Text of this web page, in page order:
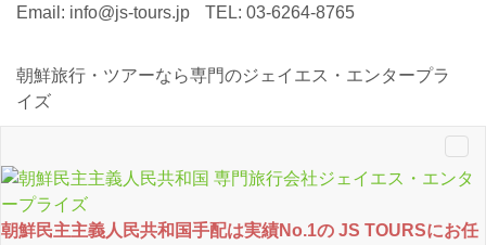
Email: info@js-tours.jp TEL: 03-6264-8765
朝鮮旅行・ツアーなら専門のジェイエス・エンタープラ
イズ
朝鮮民主主義人民共和国手配は実績No.1の JS TOURSにお任